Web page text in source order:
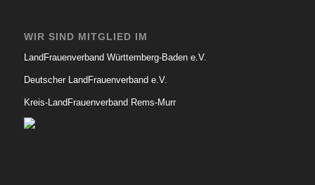
WIR SIND MITGLIED IM
LandFrauenverband Württemberg-Baden e.V.
Deutscher LandFrauenverband e.V.
Kreis-LandFrauenverband Rems-Murr